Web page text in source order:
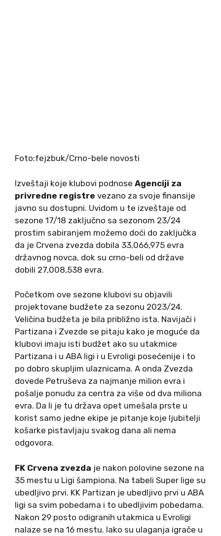
Foto:fejzbuk/Crno-bele novosti
Izveštaji koje klubovi podnose Agenciji za
privredne registre vezano za svoje finansije
javno su dostupni. Uvidom u te izveštaje od
sezone 17/18 zaključno sa sezonom 23/24
prostim sabiranjem možemo doći do zaključka
da je Crvena zvezda dobila 33,066,975 evra
državnog novca, dok su crno-beli od države
dobili 27,008,538 evra.
Početkom ove sezone klubovi su objavili
projektovane budžete za sezonu 2023/24.
Veličina budžeta je bila približno ista. Navijači i
Partizana i Zvezde se pitaju kako je moguće da
klubovi imaju isti budžet ako su utakmice
Partizana i u ABA ligi i u Evroligi posećenije i to
po dobro skupljim ulaznicama. A onda Zvezda
dovede Petruševa za najmanje milion evra i
pošalje ponudu za centra za više od dva miliona
evra. Da li je tu država opet umešala prste u
korist samo jedne ekipe je pitanje koje ljubitelji
košarke pistavljaju svakog dana ali nema
odgovora.
FK Crvena zvezda je nakon polovine sezone na
35 mestu u Ligi šampiona. Na tabeli Super lige su
ubedljivo prvi. KK Partizan je ubedljivo prvi u ABA
ligi sa svim pobedama i to ubedljivim pobedama.
Nakon 29 posto odigranih utakmica u Evroligi
nalaze se na 16 mestu. Iako su ulaganja igrače u